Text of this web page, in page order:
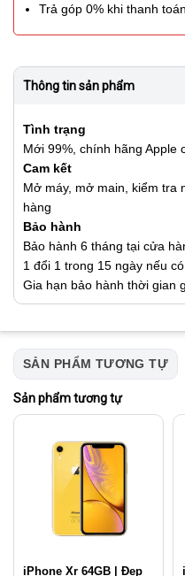
Trả góp 0% khi thanh
Thông tin sản phẩm
Tình trạng
Mới 99%, chính hãng Apple
Cam kết
Mở máy, mở main, kiểm tra
hàng
Bảo hành
Bảo hành 6 tháng tại cửa
1 đổi 1 trong 15 ngày nếu
Gia hạn bảo hành thời gian
SẢN PHẨM TƯƠNG TỰ
Sản phẩm tương tự
iPhone Xr 64GB | Đẹp